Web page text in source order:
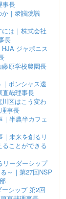
事長
｜衆議院議
は｜株式会社
長
ジャポニス
原学校農園長
ボンシャス遠
直哉理事長
区はこう変わ
事長
半農半カフェ
未来を創るリ
ことができる
リーダーシップ
～｜第27回NSP
シップ 第2回